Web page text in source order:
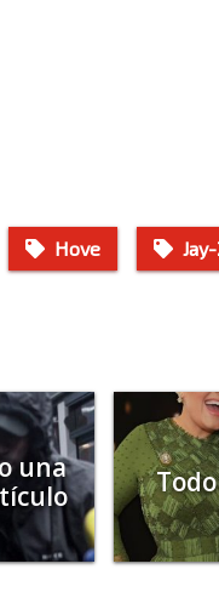
Hove
una